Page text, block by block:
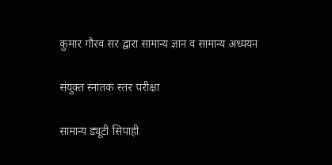
कुमार गौरव सर द्वारा सामान्य ज्ञान व सामान्य अध्ययन
संयुक्त स्नातक स्तर परीक्षा
सामान्य ड्यूटी सिपाही